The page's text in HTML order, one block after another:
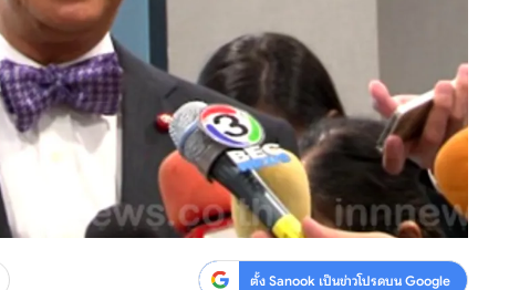
ตั้ง Sanook เป็นข่าวโปรดบน Google